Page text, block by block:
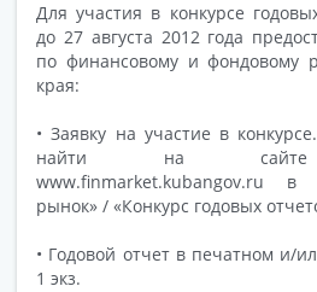
Для участия в конкурсе
до 27 августа 2012 года
по финансовому и фондовому
края:
• Заявку на участие в
найти на сайте
www.finmarket.kubangov.ru в
рынок» / «Конкурс годовых
• Годовой отчет в печатном и/
1 экз.